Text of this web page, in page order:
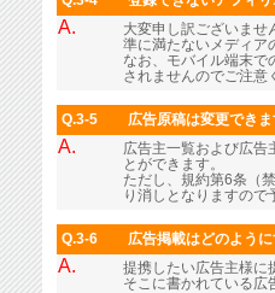
A.
大変申し訳ございませ
準に満たないメディア
なお、モバイル端末で
されませんのでご注意
Q.3-5 広告原稿は変更できま
A.
広告主一覧および広
とができます。
ただし、規約第6条（
り消しとなりますので
Q.3-6 広告掲載はどのよう
A.
提携したい広告主様に
そこに書かれている広